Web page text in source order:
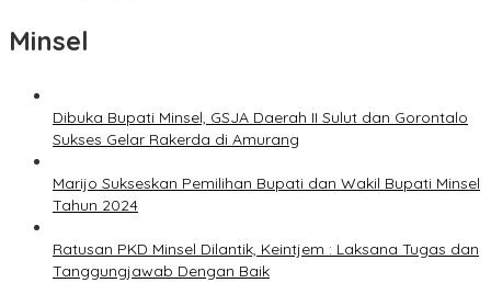
Minsel
Dibuka Bupati Minsel, GSJA Daerah II Sulut dan Gorontalo
Sukses Gelar Rakerda di Amurang
Marijo Sukseskan Pemilihan Bupati dan Wakil Bupati Minsel
Tahun 2024
Ratusan PKD Minsel Dilantik, Keintjem : Laksana Tugas dan
Tanggungjawab Dengan Baik